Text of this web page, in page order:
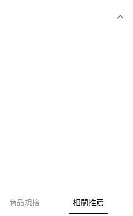
品之後才付款」的支付方式。 讓您購物簡單
認證，即可結帳。
，再付款。
到繳費通知簡訊。
內，點擊此簡訊中的連結，可透過四大超商／
商品規格 相關推薦